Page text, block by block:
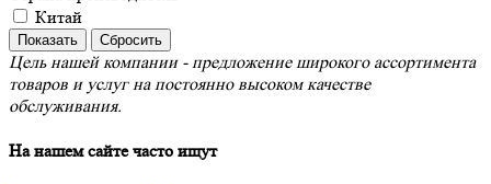
Китай
Цель нашей компании - предложение широкого ассортимента
товаров и услуг на постоянно высоком качестве
обслуживания.
На нашем сайте часто ищут